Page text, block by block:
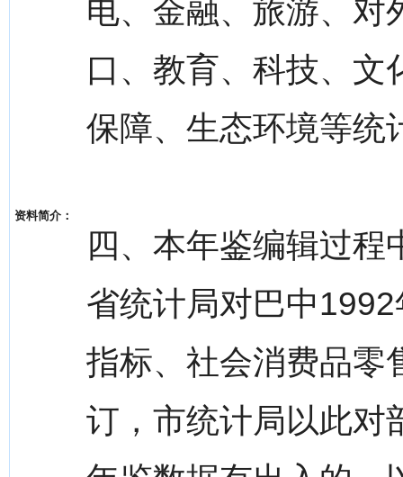
资料简介：
电、金融、旅游、对
口、教育、科技、文
保障、生态环境等统
四、本年鉴编辑过
省统计局对巴中
指标、社会消费品零
订，市统计局以此对